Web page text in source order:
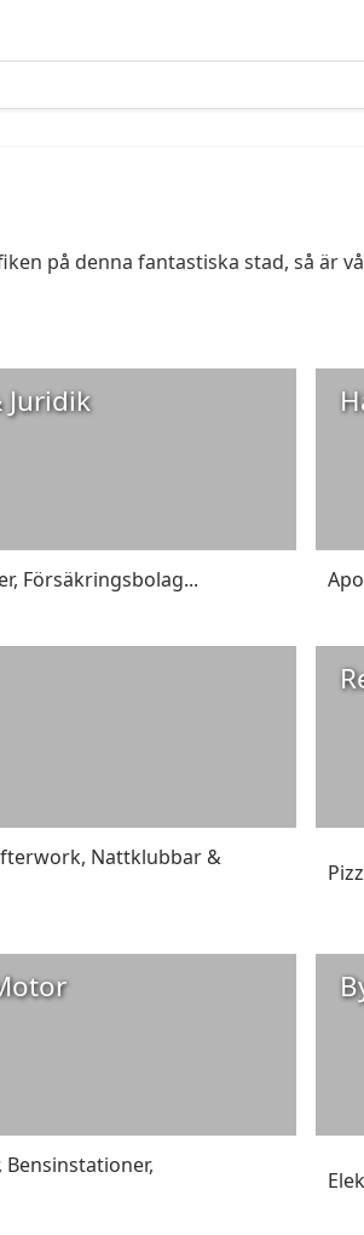
på denna fantastiska stad, så är
Juridik
, Försäkringsbolag...
, Nattklubbar &
Bensinstationer,